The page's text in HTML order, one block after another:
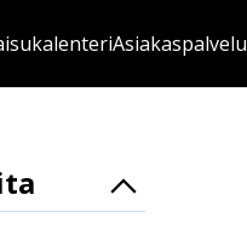
Asiakaspalvelu